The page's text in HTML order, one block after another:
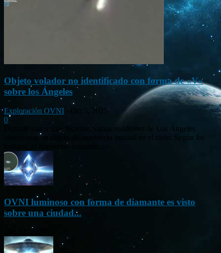
Objeto volador no identificado con forma de «V»
sobre los Ángeles
Exploración OVNI
Oct 5, 2025
0
Durante una noche reciente, varios residentes de Los Ángeles
observaron un objeto de apariencia inusual en el cielo. Según los
testigos, el fenómeno consistía...
OVNI luminoso con forma de diamante es visto
sobre una ciudad...
Mar 31, 2024